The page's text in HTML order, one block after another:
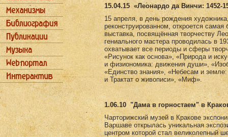
15.04.15 «Леонардо да Винчи: 1452-
15 апреля, в день рождения
реконструированном, откроется
выставка, посвящённая творчеству
гениального мастера проводилась в
охватывает все периоды и сферы
«Рисунок как основа», «Природа и
и физиономика: движения души»,
«Единство знания», «Небесам и
и Трактат о живописи», «Миф».
1.06.10 "Дама в горностаем" в
Чарторижский музей в Кракове
Варшаве открылась уникальная
центром которой стал великолепный